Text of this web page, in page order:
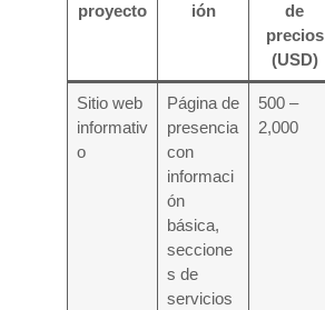
proyecto
ión
de
precios
(USD)
Sitio web
informativ
o
Página de
presencia
con
informaci
ón
básica,
seccione
s de
servicios
500 –
2,000